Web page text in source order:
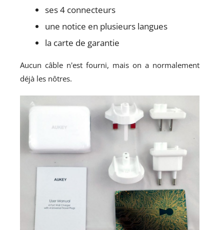
ses 4 connecteurs
une notice en plusieurs langues
la carte de garantie
Aucun câble n'est fourni, mais on a normalement
déjà les nôtres.